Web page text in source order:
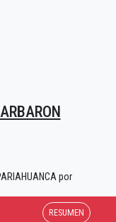
por
RESUMEN